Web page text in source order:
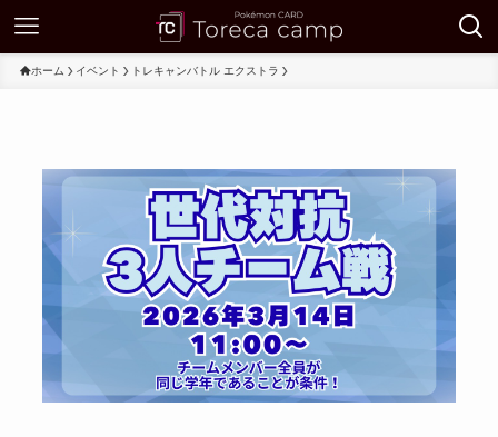
ホーム イベント トレキャンバトル エクストラ